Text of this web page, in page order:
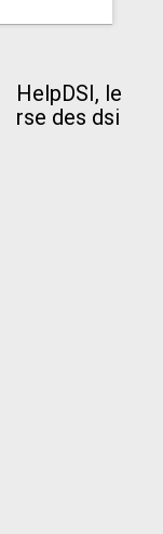
HelpDSI, le
rse des dsi